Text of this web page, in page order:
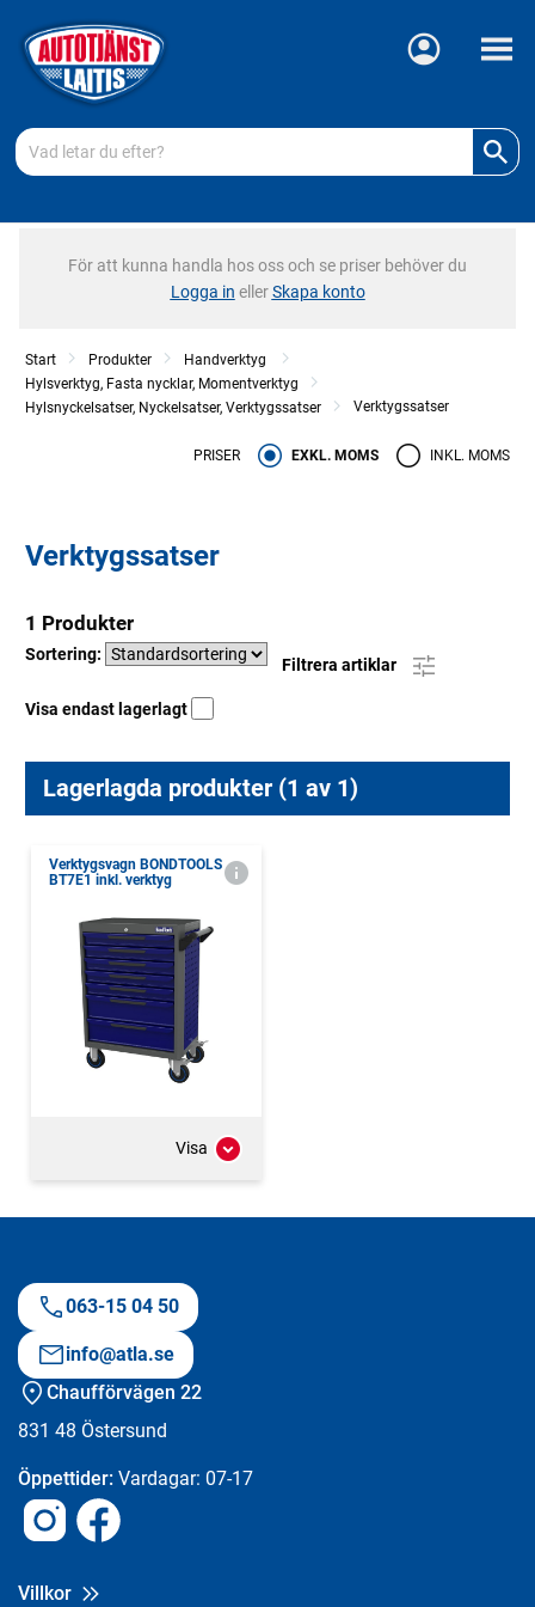
Meny
För att kunna handla hos oss och se priser behöver du
Logga in ellerSkapa konto
Start Produkter
Handverktyg
Hylsverktyg, Fasta nycklar, Momentverktyg
Hylsnyckelsatser, Nyckelsatser, Verktygssatser
Verktygssatser
PRISER EXKL. MOMS INKL. MOMS
Verktygssatser
1 Produkter
Sortering:
Filtrera artiklar
Visa endast lagerlagt
Lagerlagda produkter (1 av 1)
Verktygsvagn BONDTOOLS
BT7E1 inkl. verktyg
Visa
063-15 04 50
info@atla.se
Chaufförvägen 22
831 48 Östersund
Öppettider: Vardagar: 07-17
Villkor